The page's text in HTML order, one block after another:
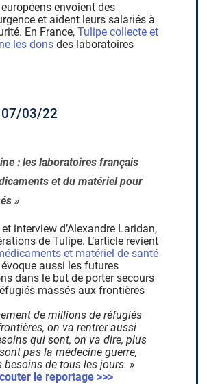
envoient des
et aident leurs salariés à
En France,Tulipe collecte et
les dons des laboratoires
07/03/22
: les laboratoires français
et du matériel pour
»
interview d’Alexandre Laridan,
de Tulipe. L’article revient
et matériel de santé
évoque aussi les futures
dans le but de porter secours
massés aux frontières
de millions de réfugiés
on va rentrer aussi
qui sont, on va dire, plus
pas la médecine guerre,
de tous les jours. »
le reportage >>>